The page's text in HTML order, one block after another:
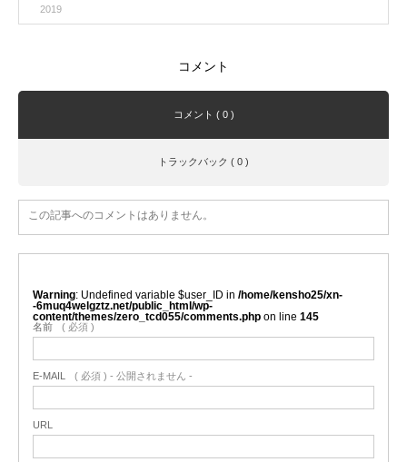
2019
コメント
コメント ( 0 )
トラックバック ( 0 )
この記事へのコメントはありません。
Warning : Undefined variable $user_ID in /home/kensho25/xn-
-6muq4welgztz.net/public_html/wp-
content/themes/zero_tcd055/comments.php on line 145
名前 ( 必須 )
E-MAIL ( 必須 ) - 公開されません -
URL